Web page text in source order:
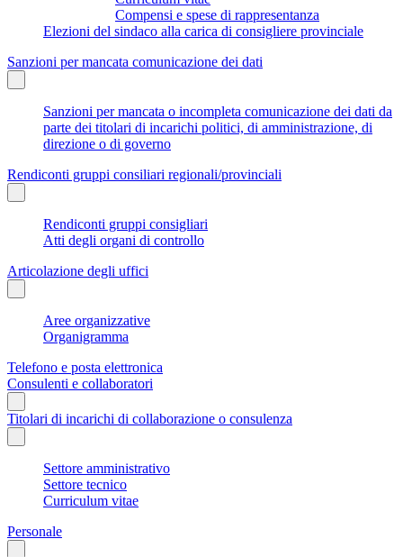
Compensi e spese di rappresentanza
Elezioni del sindaco alla carica di consigliere provinciale
Sanzioni per mancata comunicazione dei dati
Sanzioni per mancata o incompleta comunicazione dei dati da
parte dei titolari di incarichi politici, di amministrazione, di
direzione o di governo
Rendiconti gruppi consiliari regionali/provinciali
Rendiconti gruppi consigliari
Atti degli organi di controllo
Articolazione degli uffici
Aree organizzative
Organigramma
Telefono e posta elettronica
Consulenti e collaboratori
Titolari di incarichi di collaborazione o consulenza
Settore amministrativo
Settore tecnico
Curriculum vitae
Personale